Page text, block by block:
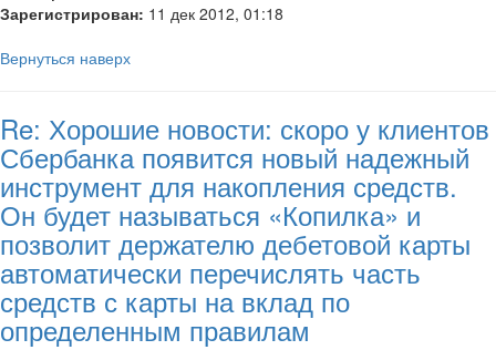
Зарегистрирован: 11 дек 2012, 01:18
Вернуться наверх
Re: Хорошие новости: скоро у клиентов
Сбербанка появится новый надежный
инструмент для накопления средств.
Он будет называться «Копилка» и
позволит держателю дебетовой карты
автоматически перечислять часть
средств с карты на вклад по
определенным правилам